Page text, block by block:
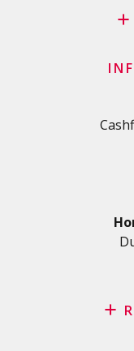
Crédit